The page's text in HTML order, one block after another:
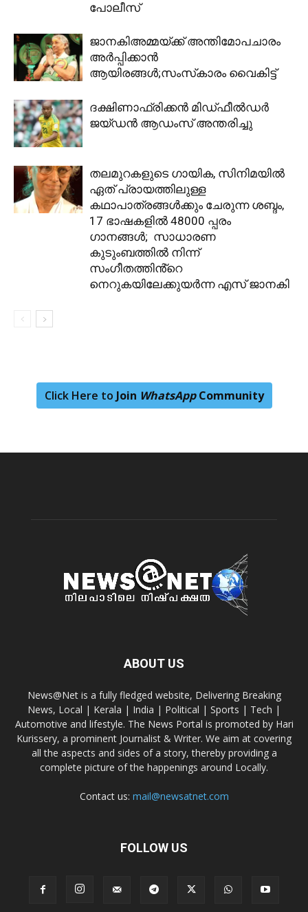
പോലീസ്
ജാനകിഅമ്മയ്ക്ക് അന്തിമോപചാരം
അർപ്പിക്കാൻ
ആയിരങ്ങൾ;സംസ്‌കാരം വൈകിട്ട്
ദക്ഷിണാഫ്രിക്കന്‍ മിഡ്ഫീൽഡർ
ജയ്ഡന്‍ ആഡംസ് അന്തരിച്ചു
തലമുറകളുടെ ഗായിക, സിനിമയിൽ
ഏത് പ്രായത്തിലുള്ള
കഥാപാത്രങ്ങൾക്കും ചേരുന്ന ശബ്ദം,
17 ഭാഷകളിൽ 48000 പ്പരം
ഗാനങ്ങൾ; സാധാരണ
കുടുംബത്തിൽ നിന്ന്
സംഗീതത്തിൻ്റെ
നെറുകയിലേക്കുയർന്ന എസ് ജാനകി
Click Here to Join WhatsAppCommunity
ABOUT US
News@Net is a fully fledged website, Delivering Breaking
News, Local | Kerala | India | Political | Sports | Tech |
Automotive and lifestyle. The News Portal is promoted by Hari
Kurissery, a prominent Journalist & Writer. We aim at covering
all the aspects and sides of a story, thereby providing a
complete picture of the happenings around Locally.
Contact us: mail@newsatnet.com
FOLLOW US